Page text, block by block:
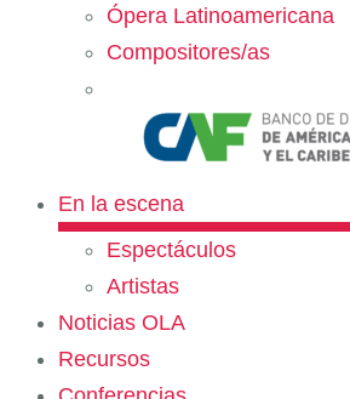
Ópera Latinoamericana
Compositores/as
En la escena
Espectáculos
Artistas
Noticias OLA
Recursos